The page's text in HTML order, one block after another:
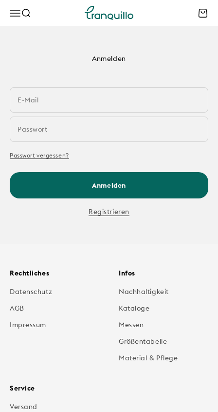
MenüSuche Tranquillo B2B
Anmelden
E-Mail
Passwort
Passwort vergessen?
Anmelden
Registrieren
Rechtliches
Datenschutz
AGB
Impressum
Infos
Nachhaltigkeit
Kataloge
Messen
Größentabelle
Material & Pflege
Service
Versand